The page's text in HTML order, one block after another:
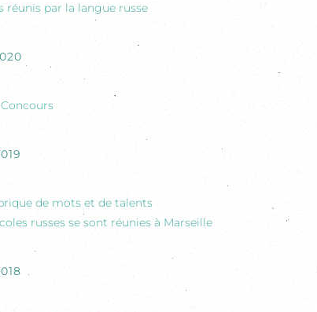
réunis par la langue russe
de mots et de talents
russes se sont réunies à Marseille